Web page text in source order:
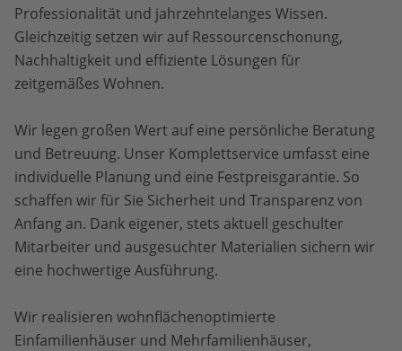
Professionalität und jahrzehntelanges Wissen.
Gleichzeitig setzen wir auf Ressourcenschonung,
Nachhaltigkeit und effiziente Lösungen für
zeitgemäßes Wohnen.
Wir legen großen Wert auf eine persönliche Beratung
und Betreuung. Unser Komplettservice umfasst eine
individuelle Planung und eine Festpreisgarantie. So
schaffen wir für Sie Sicherheit und Transparenz von
Anfang an. Dank eigener, stets aktuell geschulter
Mitarbeiter und ausgesuchter Materialien sichern wir
eine hochwertige Ausführung.
Wir realisieren wohnflächenoptimierte
Einfamilienhäuser und Mehrfamilienhäuser,